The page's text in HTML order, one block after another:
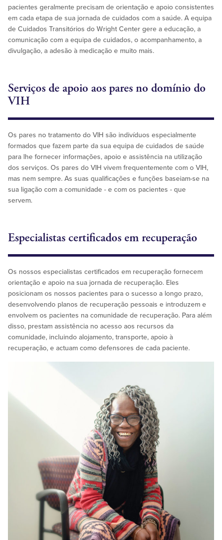
pacientes geralmente precisam de orientação e apoio consistentes
em cada etapa de sua jornada de cuidados com a saúde. A equipa
de Cuidados Transitórios do Wright Center gere a educação, a
comunicação com a equipa de cuidados, o acompanhamento, a
divulgação, a adesão à medicação e muito mais.
Serviços de apoio aos pares no domínio do
VIH
Os pares no tratamento do VIH são indivíduos especialmente
formados que fazem parte da sua equipa de cuidados de saúde
para lhe fornecer informações, apoio e assistência na utilização
dos serviços. Os pares do VIH vivem frequentemente com o VIH,
mas nem sempre. As suas qualificações e funções baseiam-se na
sua ligação com a comunidade - e com os pacientes - que
servem.
Especialistas certificados em recuperação
Os nossos especialistas certificados em recuperação fornecem
orientação e apoio na sua jornada de recuperação. Eles
posicionam os nossos pacientes para o sucesso a longo prazo,
desenvolvendo planos de recuperação pessoais e introduzem e
envolvem os pacientes na comunidade de recuperação. Para além
disso, prestam assistência no acesso aos recursos da
comunidade, incluindo alojamento, transporte, apoio à
recuperação, e actuam como defensores de cada paciente.